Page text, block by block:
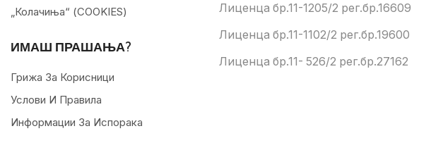
„колачиња“ (COOKIES)
ИМАШ ПРАШАЊА?
Грижа За Корисници
Услови И Правила
Информации За Испорака
Лиценца бр.11-1205/2 рег.бр.16609
Лиценца бр.11-1102/2 рег.бр.19600
Лиценца бр.11- 526/2 рег.бр.27162